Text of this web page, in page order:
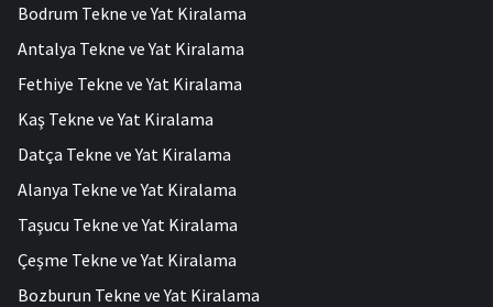
Bodrum Tekne ve Yat Kiralama
Antalya Tekne ve Yat Kiralama
Fethiye Tekne ve Yat Kiralama
Kaş Tekne ve Yat Kiralama
Datça Tekne ve Yat Kiralama
Alanya Tekne ve Yat Kiralama
Taşucu Tekne ve Yat Kiralama
Çeşme Tekne ve Yat Kiralama
Bozburun Tekne ve Yat Kiralama